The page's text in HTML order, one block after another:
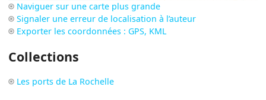
Naviguer sur une carte plus grande
Signaler une erreur de localisation à l’auteur
Exporter les coordonnées : GPS, KML
Collections
Les ports de La Rochelle